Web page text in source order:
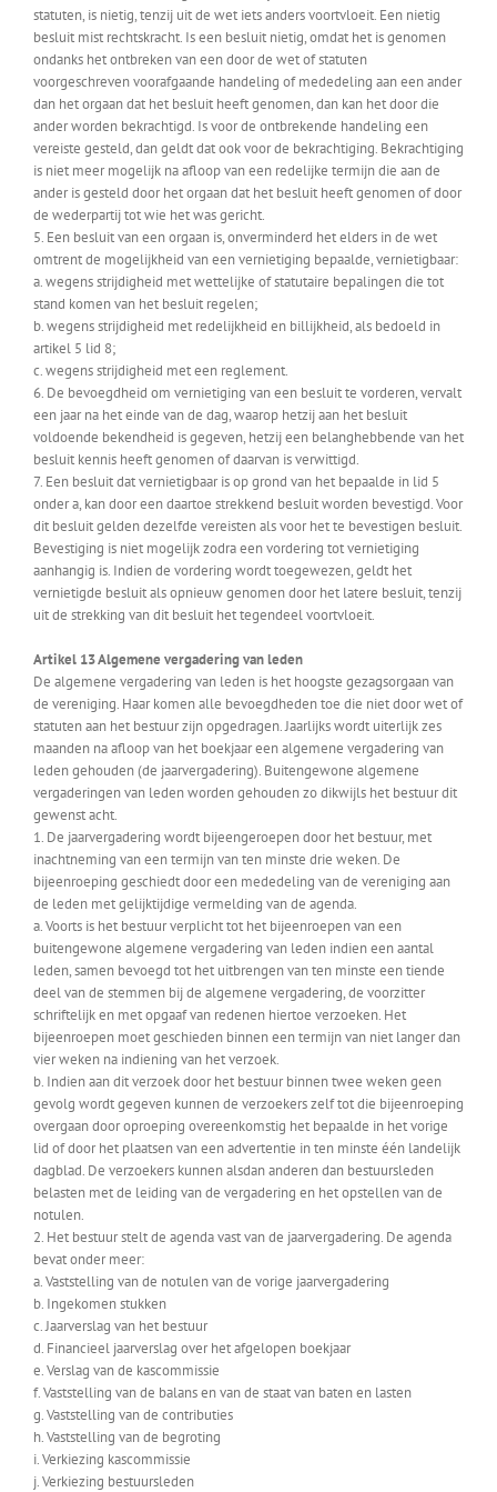
statuten, is nietig, tenzij uit de wet iets anders voortvloeit. Een nietig
besluit mist rechtskracht. Is een besluit nietig, omdat het is genomen
ondanks het ontbreken van een door de wet of statuten
voorgeschreven voorafgaande handeling of mededeling aan een ander
dan het orgaan dat het besluit heeft genomen, dan kan het door die
ander worden bekrachtigd. Is voor de ontbrekende handeling een
vereiste gesteld, dan geldt dat ook voor de bekrachtiging. Bekrachtiging
is niet meer mogelijk na afloop van een redelijke termijn die aan de
ander is gesteld door het orgaan dat het besluit heeft genomen of door
de wederpartij tot wie het was gericht.
5. Een besluit van een orgaan is, onverminderd het elders in de wet
omtrent de mogelijkheid van een vernietiging bepaalde, vernietigbaar:
a. wegens strijdigheid met wettelijke of statutaire bepalingen die tot
stand komen van het besluit regelen;
b. wegens strijdigheid met redelijkheid en billijkheid, als bedoeld in
artikel 5 lid 8;
c. wegens strijdigheid met een reglement.
6. De bevoegdheid om vernietiging van een besluit te vorderen, vervalt
een jaar na het einde van de dag, waarop hetzij aan het besluit
voldoende bekendheid is gegeven, hetzij een belanghebbende van het
besluit kennis heeft genomen of daarvan is verwittigd.
7. Een besluit dat vernietigbaar is op grond van het bepaalde in lid 5
onder a, kan door een daartoe strekkend besluit worden bevestigd. Voor
dit besluit gelden dezelfde vereisten als voor het te bevestigen besluit.
Bevestiging is niet mogelijk zodra een vordering tot vernietiging
aanhangig is. Indien de vordering wordt toegewezen, geldt het
vernietigde besluit als opnieuw genomen door het latere besluit, tenzij
uit de strekking van dit besluit het tegendeel voortvloeit.
Artikel 13 Algemene vergadering van leden
De algemene vergadering van leden is het hoogste gezagsorgaan van
de vereniging. Haar komen alle bevoegdheden toe die niet door wet of
statuten aan het bestuur zijn opgedragen. Jaarlijks wordt uiterlijk zes
maanden na afloop van het boekjaar een algemene vergadering van
leden gehouden (de jaarvergadering). Buitengewone algemene
vergaderingen van leden worden gehouden zo dikwijls het bestuur dit
gewenst acht.
1. De jaarvergadering wordt bijeengeroepen door het bestuur, met
inachtneming van een termijn van ten minste drie weken. De
bijeenroeping geschiedt door een mededeling van de vereniging aan
de leden met gelijktijdige vermelding van de agenda.
a. Voorts is het bestuur verplicht tot het bijeenroepen van een
buitengewone algemene vergadering van leden indien een aantal
leden, samen bevoegd tot het uitbrengen van ten minste een tiende
deel van de stemmen bij de algemene vergadering, de voorzitter
schriftelijk en met opgaaf van redenen hiertoe verzoeken. Het
bijeenroepen moet geschieden binnen een termijn van niet langer dan
vier weken na indiening van het verzoek.
b. Indien aan dit verzoek door het bestuur binnen twee weken geen
gevolg wordt gegeven kunnen de verzoekers zelf tot die bijeenroeping
overgaan door oproeping overeenkomstig het bepaalde in het vorige
lid of door het plaatsen van een advertentie in ten minste één landelijk
dagblad. De verzoekers kunnen alsdan anderen dan bestuursleden
belasten met de leiding van de vergadering en het opstellen van de
notulen.
2. Het bestuur stelt de agenda vast van de jaarvergadering. De agenda
bevat onder meer:
a. Vaststelling van de notulen van de vorige jaarvergadering
b. Ingekomen stukken
c. Jaarverslag van het bestuur
d. Financieel jaarverslag over het afgelopen boekjaar
e. Verslag van de kascommissie
f. Vaststelling van de balans en van de staat van baten en lasten
g. Vaststelling van de contributies
h. Vaststelling van de begroting
i. Verkiezing kascommissie
j. Verkiezing bestuursleden